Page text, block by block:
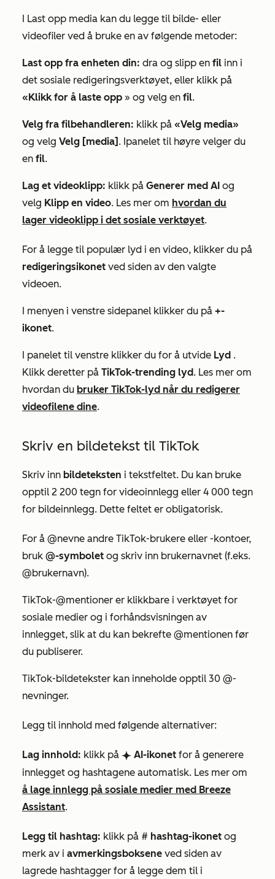
I Last opp media kan du legge til bilde- eller
videofiler ved å bruke en av følgende metoder:
Last opp fra enheten din: dra og slipp en fil inn i
det sosiale redigeringsverktøyet, eller klikk på
«Klikk for å laste opp » og velg en fil.
Velg fra filbehandleren: klikk på «Velg media»
og velg Velg [media] . Ipanelet til høyre velger du
en fil.
Lag et videoklipp: klikk på Generer med AI og
velg Klipp en video. Les mer om hvordan du
lager videoklipp i det sosiale verktøyet.
For å legge til populær lyd i en video, klikker du på
redigeringsikonet ved siden av den valgte
videoen.
I menyen i venstre sidepanel klikker du på +-
ikonet.
I panelet til venstre klikker du for å utvide Lyd .
Klikk deretter på TikTok-trending lyd. Les mer om
hvordan du bruker TikTok-lyd når du redigerer
videofilene dine.
Skriv en bildetekst til TikTok
Skriv inn bildeteksten i tekstfeltet. Du kan bruke
opptil 2 200 tegn for videoinnlegg eller 4 000 tegn
for bildeinnlegg. Dette feltet er obligatorisk.
For å @nevne andre TikTok-brukere eller -kontoer,
bruk @-symbolet og skriv inn brukernavnet (f.eks.
@brukernavn).
TikTok-@mentioner er klikkbare i verktøyet for
sosiale medier og i forhåndsvisningen av
innlegget, slik at du kan bekrefte @mentionen før
du publiserer.
TikTok-bildetekster kan inneholde opptil 30 @-
nevninger.
Legg til innhold med følgende alternativer:
Lag innhold: klikk på breezeSingleStar AI-ikonet for å generere
innlegget og hashtagene automatisk. Les mer om
å lage innlegg på sosiale medier med Breeze
Assistant.
Legg til hashtag: klikk på # hashtag-ikonet og
merk av i avmerkingsboksene ved siden av
lagrede hashtagger for å legge dem til i